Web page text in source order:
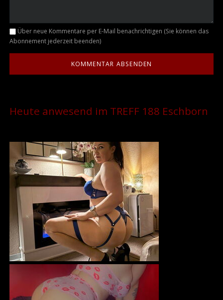
Kommentar
Über neue Kommentare per E-Mail benachrichtigen (Sie können das
Abonnement jederzeit beenden)
Heute anwesend im TREFF 188 Eschborn